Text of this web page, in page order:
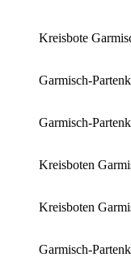
Kreisbote
Garmisch-
Garmisch-
Kreisboten
Kreisboten
Garmisch-